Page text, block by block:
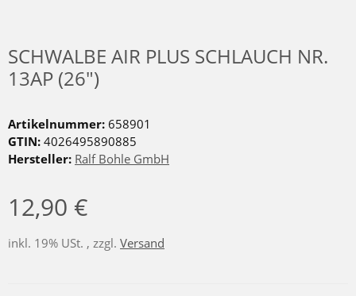
SCHWALBE AIR PLUS SCHLAUCH NR.
13AP (26")
Artikelnummer: 658901
GTIN: 4026495890885
Hersteller: Ralf Bohle GmbH
12,90 €
inkl. 19% USt. , zzgl. Versand